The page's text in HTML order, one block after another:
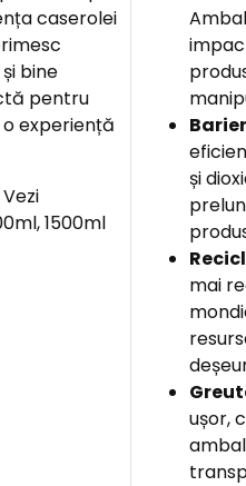
caserolei
bine
pentru
experiență
1500ml
și
mai
ușor,